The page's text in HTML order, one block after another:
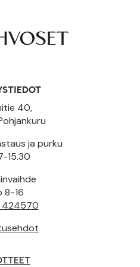
40,
ja purku
15.30
8-16